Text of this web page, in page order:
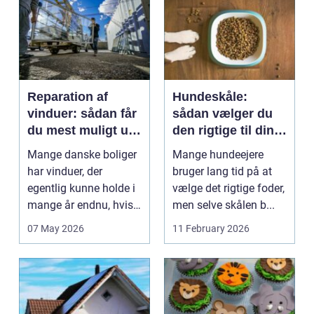
Reparation af
vinduer: sådan får
du mest muligt ud
af dine gamle
rammer
Mange danske boliger
har vinduer, der
egentlig kunne holde i
mange år endnu, hvis
de fik den r...
07 May 2026
Hundeskåle:
sådan vælger du
den rigtige til din
hund
Mange hundeejere
bruger lang tid på at
vælge det rigtige foder,
men selve skålen b...
11 February 2026